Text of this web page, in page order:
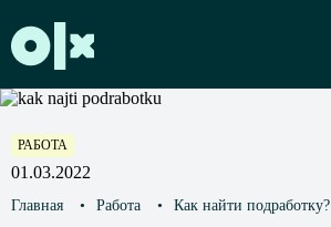
РАБОТА
01.03.2022
Главная • Работа • Как найти подработку?